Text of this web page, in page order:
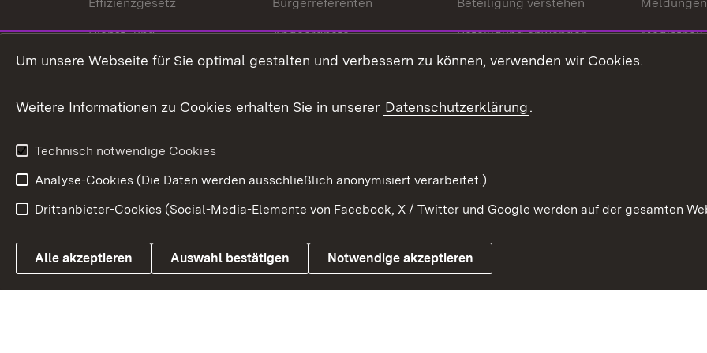
Dienst- und
Versorgungsbezüge
Weitere
Abgeordnete
Bürgerbeauftragte
Beteiligung anwenden
Beteiligung stärken
Mediathek
Link zum Landesportal
Impressum Kontakt
Um unsere Webseite für Sie optimal gestalten und verbessern zu können, verwenden wir Cookies.
Weitere Informationen zu Cookies erhalten Sie in unserer Datenschutzerklärung.
Technisch notwendige Cookies
Analyse-Cookies (Die Daten werden ausschließlich anonymisiert verarbeitet.)
Drittanbieter-Cookies (Social-Media-Elemente von Facebook, X / Twitter und Google werden auf der gesamten
Alle akzeptieren Auswahl bestätigen Notwendige akzeptieren